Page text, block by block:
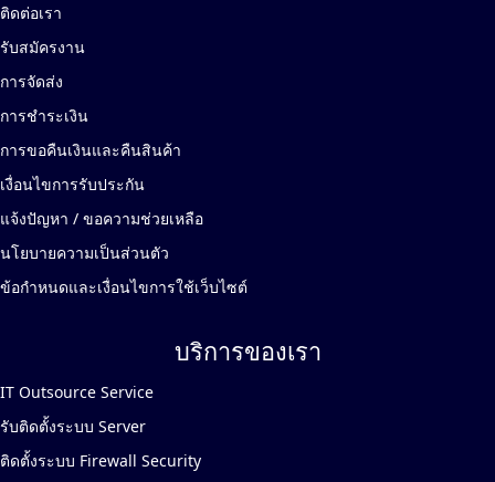
ติดต่อเรา
รับสมัครงาน
การจัดส่ง
การชำระเงิน
การขอคืนเงินและคืนสินค้า
เงื่อนไขการรับประกัน
แจ้งปัญหา / ขอความช่วยเหลือ
นโยบายความเป็นส่วนตัว
ข้อกำหนดและเงื่อนไขการใช้เว็บไซต์
บริการของเรา
IT Outsource Service
รับติดตั้งระบบ Server
ติดตั้งระบบ Firewall Security